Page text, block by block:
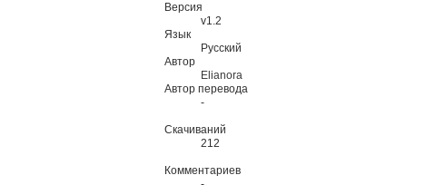
Версия
v1.2
Язык
Русский
Автор
Elianora
Автор перевода
-
Скачиваний
212
Комментариев